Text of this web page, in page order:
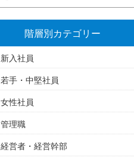
階層別カテゴリー
新入社員
若手・中堅社員
女性社員
管理職
経営者・経営幹部